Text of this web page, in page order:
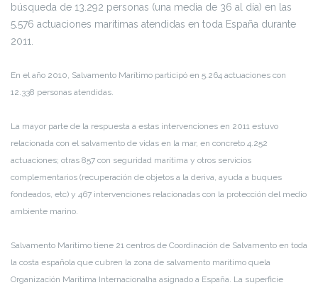
búsqueda de 13.292 personas (una media de 36 al día) en las
5.576 actuaciones marítimas atendidas en toda España durante
2011.
En el año 2010, Salvamento Marítimo participó en 5.264 actuaciones con
12.338 personas atendidas.
La mayor parte de la respuesta a estas intervenciones en 2011 estuvo
relacionada con el salvamento de vidas en la mar, en concreto 4.252
actuaciones; otras 857 con seguridad marítima y otros servicios
complementarios (recuperación de objetos a la deriva, ayuda a buques
fondeados, etc) y 467 intervenciones relacionadas con la protección del medio
ambiente marino.
Salvamento Marítimo tiene 21 centros de Coordinación de Salvamento en toda
la costa española que cubren la zona de salvamento marítimo quela
Organización Marítima Internacionalha asignado a España. La superficie